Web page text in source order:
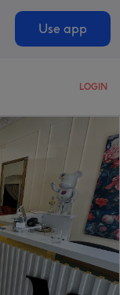
Use app
LOGIN